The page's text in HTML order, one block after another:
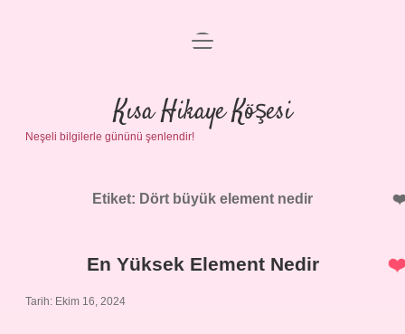
Anasayfa
Gizlilik Politikası
Yasal Uyarı
menüyü
Kısa Hikaye Köşesi
Neşeli bilgilerle gününü şenlendir!
Etiket: Dört büyük element nedir
En Yüksek Element Nedir
Tarih: Ekim 16, 2024